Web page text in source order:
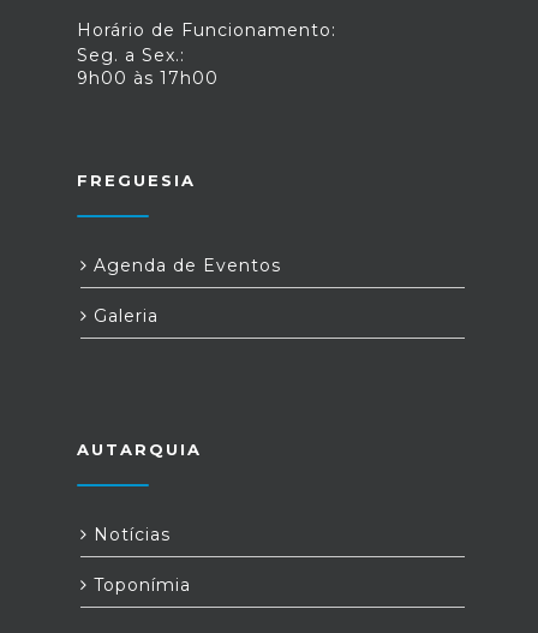
Horário de Funcionamento:
Seg. a Sex.:
9h00 às 17h00
FREGUESIA
Agenda de Eventos
Galeria
AUTARQUIA
Notícias
Toponímia